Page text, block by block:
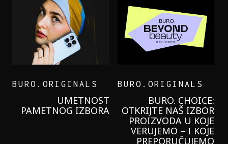
GARNIER KREMU I
NIKADA NIŠTA
LAGANIJE NISAM
KORISTILA